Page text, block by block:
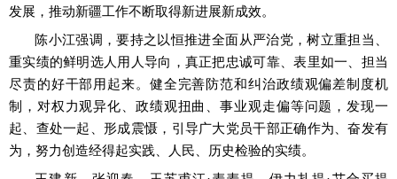
发展，推动新疆工作不断取得新进展新成效。
陈小江强调，要持之以恒推进全面从严治党，树立重担当、
重实绩的鲜明选人用人导向，真正把忠诚可靠、表里如一、担当
尽责的好干部用起来。健全完善防范和纠治政绩观偏差制度机
制，对权力观异化、政绩观扭曲、事业观走偏等问题，发现一
起、查处一起、形成震慑，引导广大党员干部正确作为、奋发有
为，努力创造经得起实践、人民、历史检验的实绩。